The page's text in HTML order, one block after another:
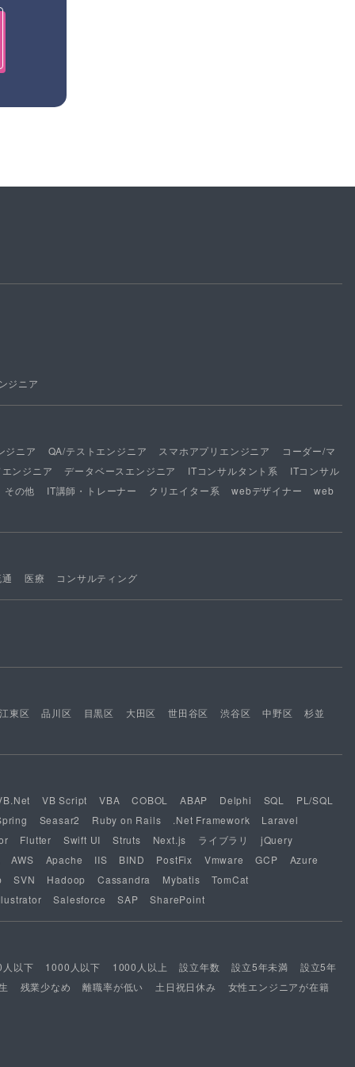
ジニア
ジニア QA/テストエンジニア スマホアプリエンジニア
コーダー/マ
ンジニア データベースエンジニア ITコンサルタント系
ITコンサル
その他 IT講師・トレーナー クリエイター系 webデザイナー
web
医療 コンサルティング
江東区 品川区 目黒区 大田区 世田谷区 渋谷区 中野区
杉並
VB Script VBA COBOL ABAP Delphi SQL
PL/SQL
Seasar2 Ruby on Rails .Net Framework
Laravel
Flutter Swift UI Struts Next.js ライブラリ
jQuery
AWS Apache IIS BIND PostFix Vmware GCP
Azure
SVN Hadoop Cassandra Mybatis
TomCat
Salesforce SAP SharePoint
以下 1000人以下 1000人以上 設立年数 設立5年未満
設立5年
残業少なめ 離職率が低い 土日祝日休み
女性エンジニアが在籍